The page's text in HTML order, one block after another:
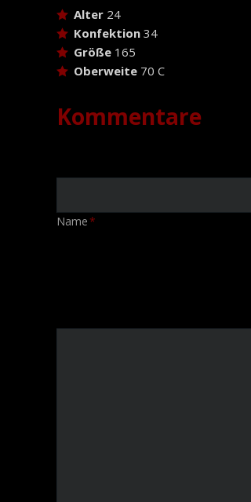
Alter 24
Konfektion 34
Größe 165
Oberweite 70 C
Kommentare
Pflichtfeld
Name*